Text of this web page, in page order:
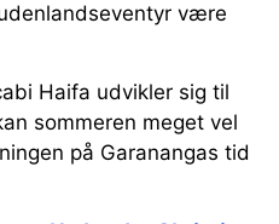
være
Haifa udvikler sig til
sommeren meget vel
på Garanangas tid